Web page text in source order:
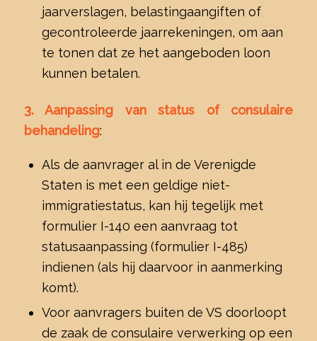
jaarverslagen, belastingaangiften of
gecontroleerde jaarrekeningen, om aan
te tonen dat ze het aangeboden loon
kunnen betalen.
3. Aanpassing van status of consulaire
behandeling:
Als de aanvrager al in de Verenigde
Staten is met een geldige niet-
immigratiestatus, kan hij tegelijk met
formulier I-140 een aanvraag tot
statusaanpassing (formulier I-485)
indienen (als hij daarvoor in aanmerking
komt).
Voor aanvragers buiten de VS doorloopt
de zaak de consulaire verwerking op een